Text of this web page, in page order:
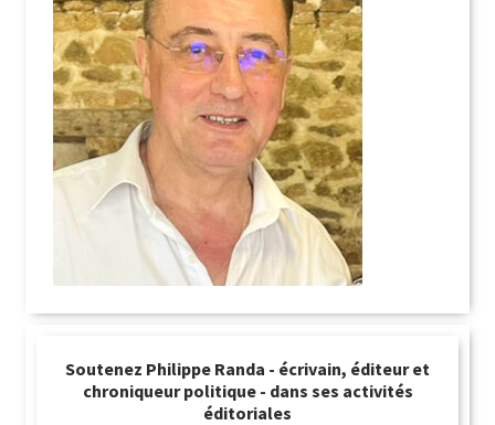
Soutenez Philippe Randa - écrivain, éditeur et
chroniqueur politique - dans ses activités
éditoriales